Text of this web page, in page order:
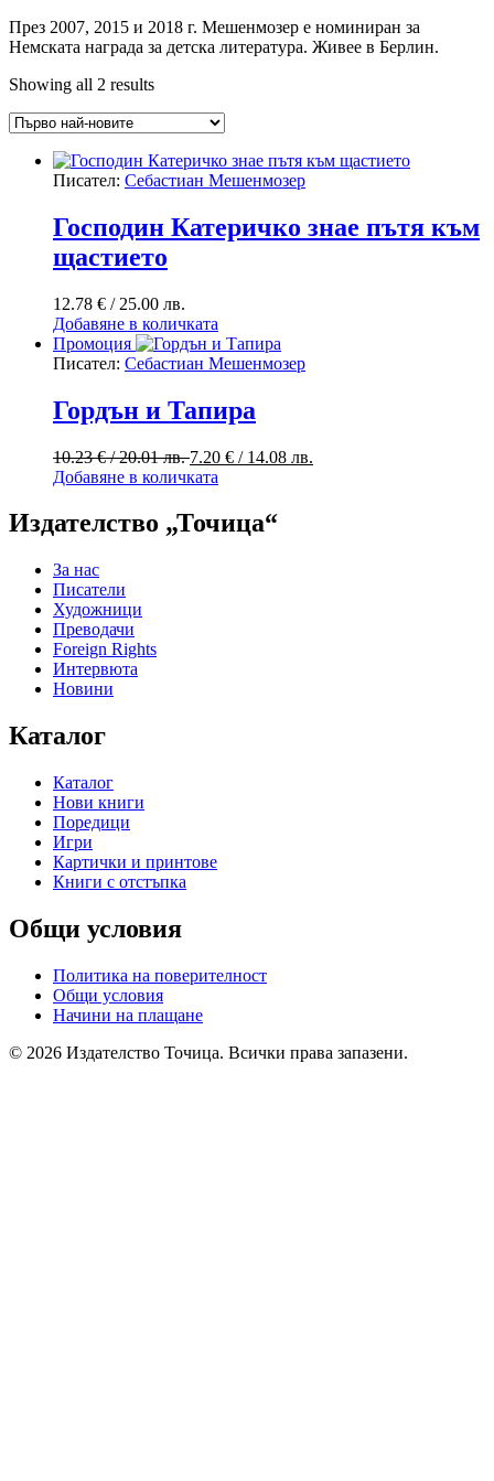
През 2007, 2015 и 2018 г. Мешенмозер е номиниран за
Немската награда за детска литература. Живее в Берлин.
Showing all 2 resultsSorted
Писател: Себастиан Мешенмозер
Господин Катеричко знае пътя към
щастието
12.78 € / 25.00 лв.
Добавяне в количката
Промоция
Писател: Себастиан Мешенмозер
Гордън и Тапира
10.23€/ 20.01 лв.Original
price
10.23 €
/
7.20 € / 14.08 лв.
Добавяне в количката
Издателство „Точица“
За нас
Писатели
Художници
Преводачи
Foreign Rights
Интервюта
Новини
Каталог
Каталог
Нови книги
Поредици
Игри
Картички и принтове
Книги с отстъпка
Общи условия
Политика на поверителност
Общи условия
Начини на плащане
© 2026 Издателство Точица. Всички права запазени.